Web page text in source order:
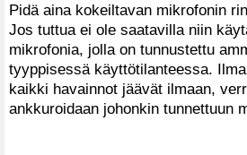
Pidä aina kokeiltavan mikrofonin
Jos tuttua ei ole saatavilla niin
mikrofonia, jolla on tunnustettu
tyyppisessä käyttötilanteessa.
kaikki havainnot jäävät ilmaan,
ankkuroidaan johonkin tunnettuun